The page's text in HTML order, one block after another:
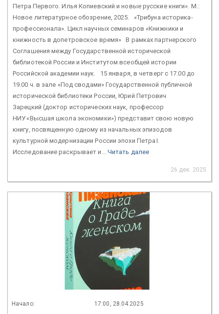
Петра Первого. Илья Копиевский и новые русские книги». М.:
Новое литературное обозрение, 2025. «Трибуна историка-
профессионала». Цикл научных семинаров «Книжники и
книжность в допетровское время» В рамках партнерского
Соглашения между Государственной исторической
библиотекой России и Институтом всеобщей истории
Российской академии наук. 15 января, в четверг с 17.00 до
19.00 ч. в зале «Под сводами» Государственной публичной
исторической библиотеки России, Юрий Петрович
Зарецкий (доктор исторических наук, профессор
НИУ «Высшая школа экономики») представит свою новую
книгу, посвященную одному из начальных эпизодов
культурной модернизации России эпохи Петра I.
Исследование раскрывает и... Читать далее
26 дек. 2025
Начало: 17:00, 28.04.2025